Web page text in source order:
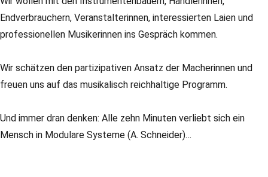
Endverbrauchern, Veranstalterinnen, interessierten Laien und
professionellen Musikerinnen ins Gespräch kommen.
Wir schätzen den partizipativen Ansatz der Macherinnen und
freuen uns auf das musikalisch reichhaltige Programm.
Und immer dran denken: Alle zehn Minuten verliebt sich ein
Mensch in Modulare Systeme (A. Schneider)…